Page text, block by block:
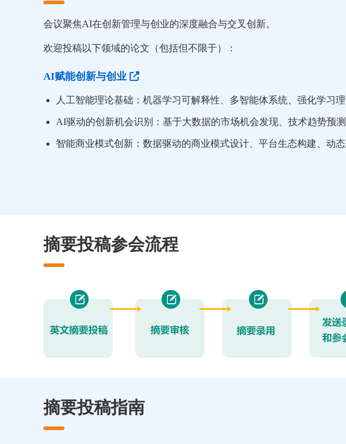
会议聚焦AI在创新管理与创业的深度融合与交叉创新。
欢迎投稿以下领域的论文（包括但不限于）：
AI赋能创新与创业
人工智能理论基础：机器学习可解释性、多智能体系统、强化学习
AI驱动的创新机会识别：基于大数据的市场机会发现、技术趋势预
智能商业模式创新：数据驱动的商业模式设计、平台生态构建、动
摘要投稿参会流程
摘要投稿指南